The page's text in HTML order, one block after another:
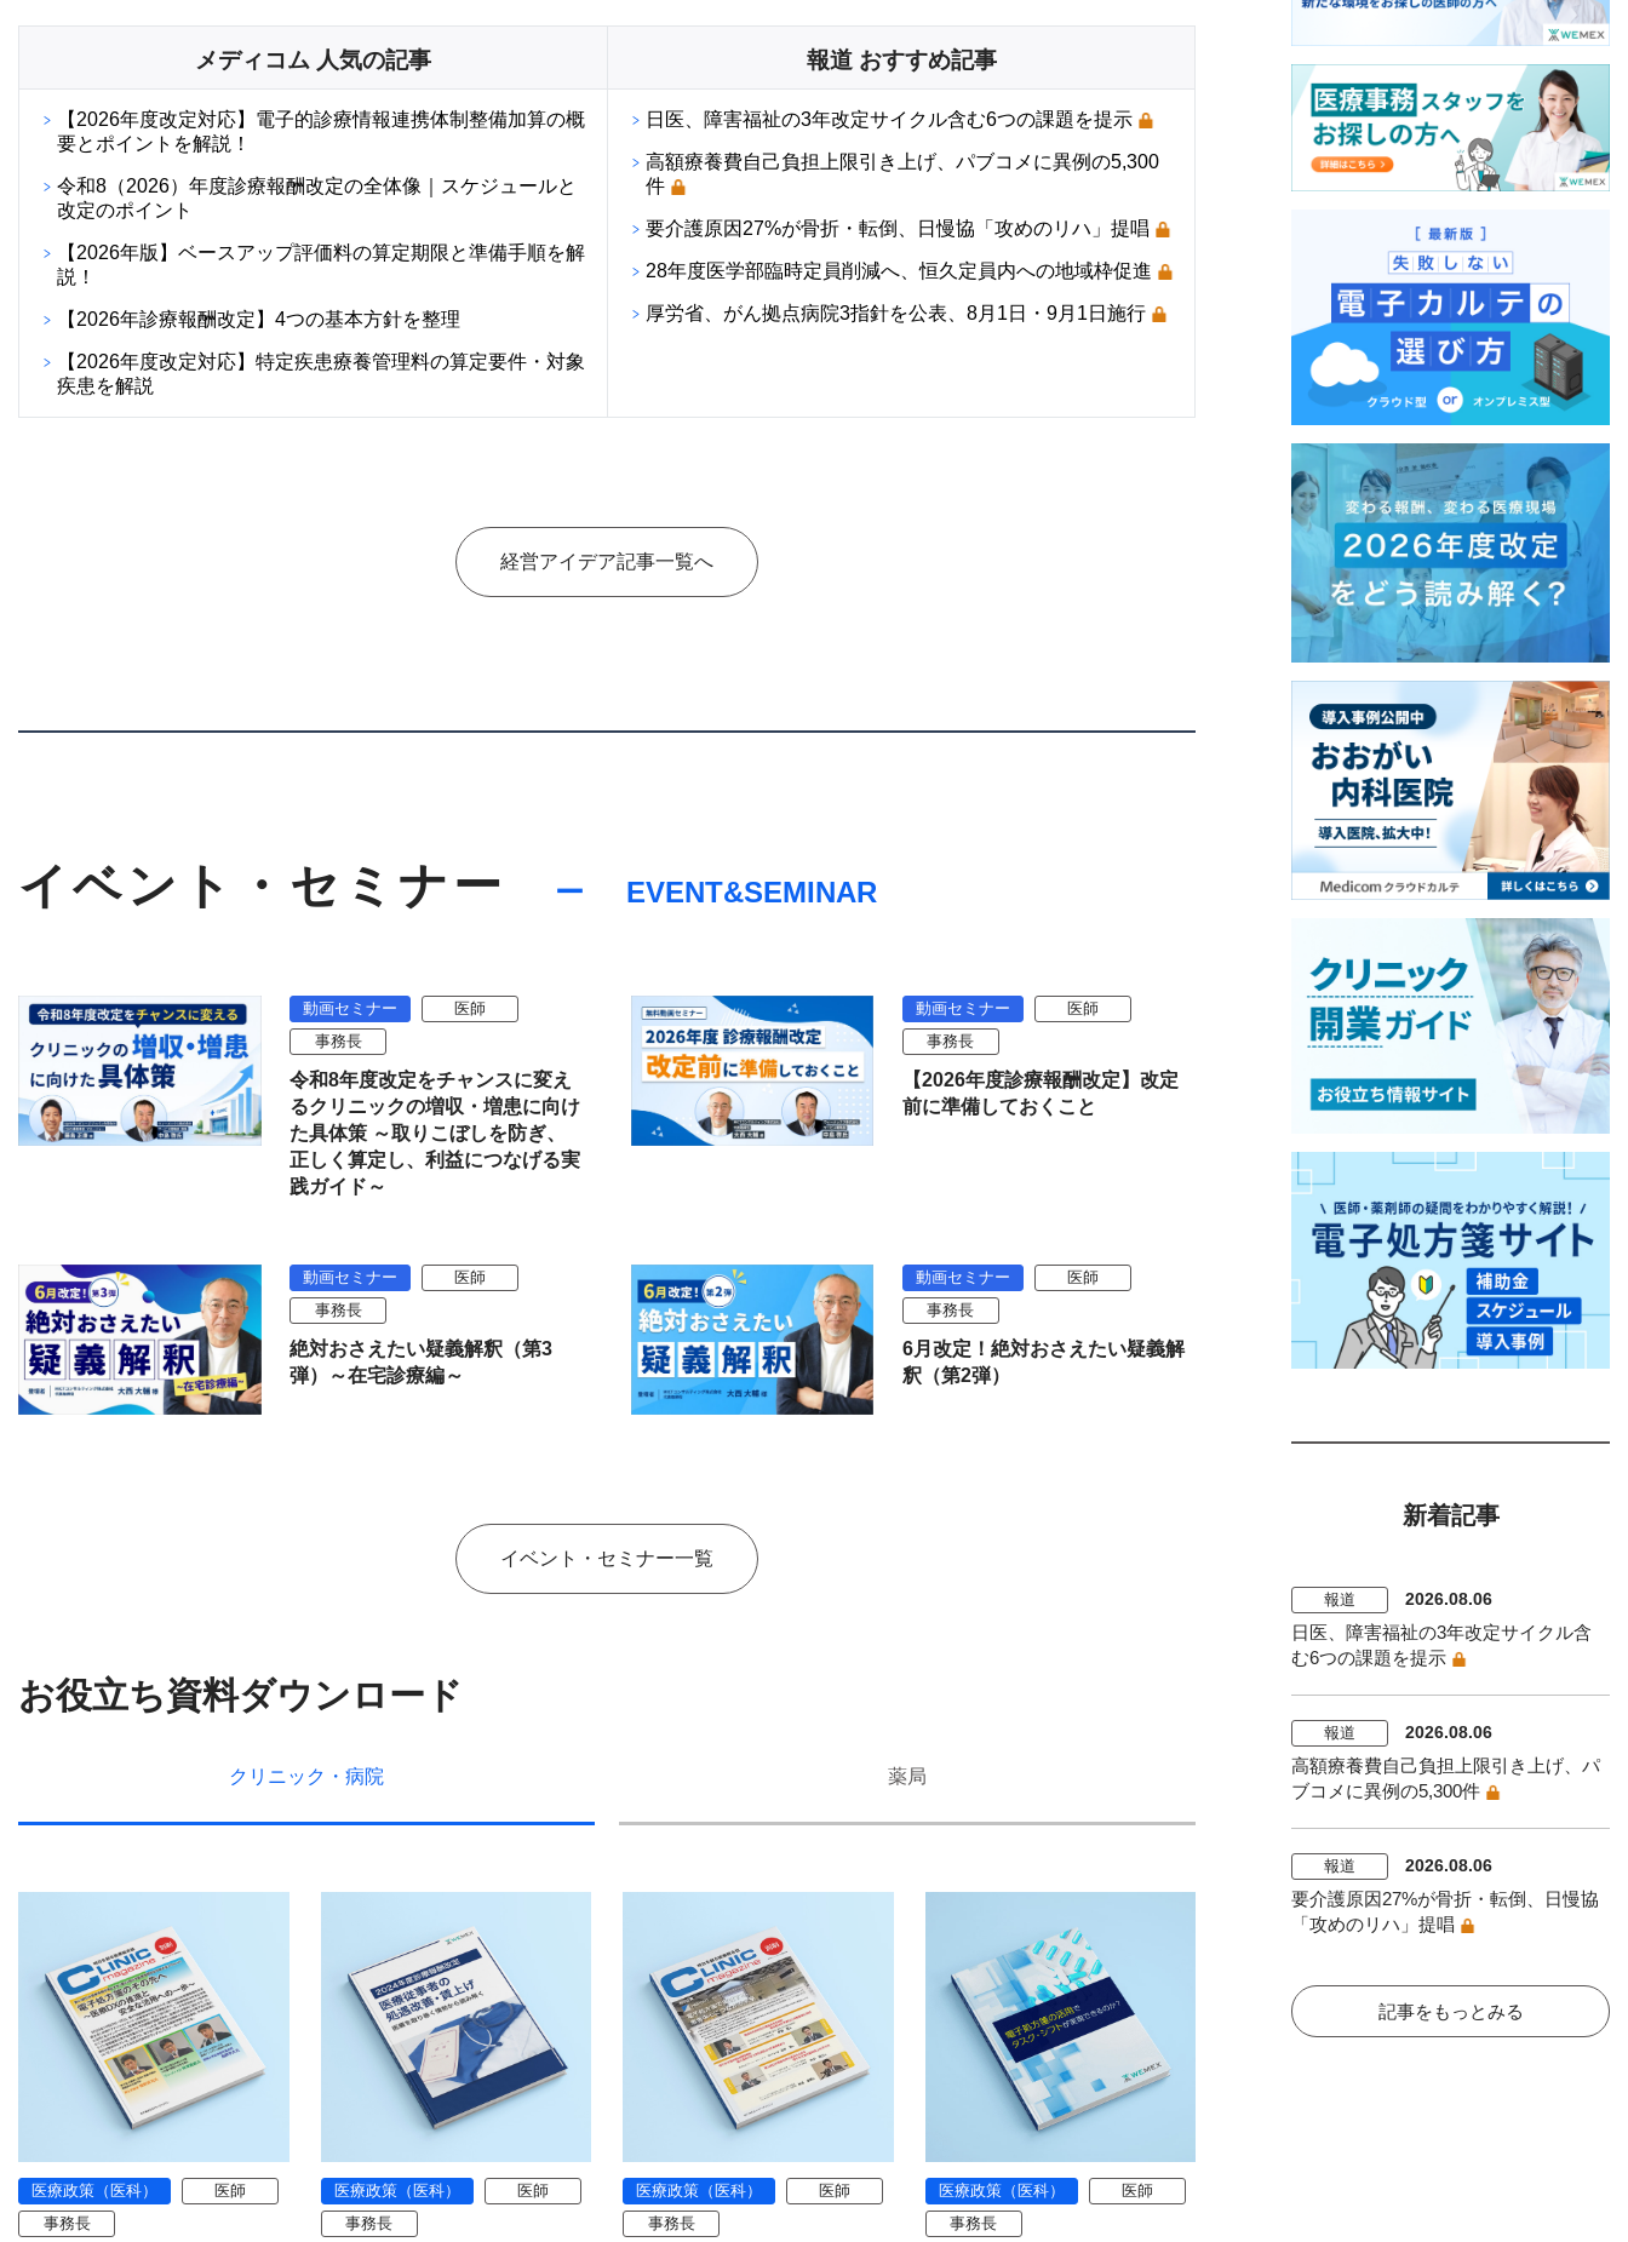
メディコム 人気の記事
【2026年度改定対応】電子的診療情報連携体制整備加算の概
要とポイントを解説！
令和8（2026）年度診療報酬改定の全体像｜スケジュールと
改定のポイント
【2026年版】ベースアップ評価料の算定期限と準備手順を解
説！
【2026年診療報酬改定】4つの基本方針を整理
【2026年度改定対応】特定疾患療養管理料の算定要件・対象
疾患を解説
報道 おすすめ記事
日医、障害福祉の3年改定サイクル含む6つの課題を提示
高額療養費自己負担上限引き上げ、パブコメに異例の5,300
件
要介護原因27%が骨折・転倒、日慢協「攻めのリハ」提唱
28年度医学部臨時定員削減へ、恒久定員内への地域枠促進
厚労省、がん拠点病院3指針を公表、8月1日・9月1日施行
経営アイデア記事一覧へ
イベント・セミナー EVENT&SEMINAR
動画セミナー
医師
事務長
令和8年度改定をチャンスに変え
るクリニックの増収・増患に向け
た具体策 ～取りこぼしを防ぎ、
正しく算定し、利益につなげる実
践ガイド～
動画セミナー
医師
事務長
【2026年度診療報酬改定】改定
前に準備しておくこと
動画セミナー
医師
事務長
絶対おさえたい疑義解釈（第3
弾）～在宅診療編～
動画セミナー
医師
事務長
6月改定！絶対おさえたい疑義解
釈（第2弾）
イベント・セミナー一覧
お役立ち資料ダウンロード
クリニック・ 病院 薬局
医療政策（医科）
医師
事務長
医療政策（医科）
医師
事務長
医療政策（医科）
医師
事務長
医療政策（医科）
医師
事務長
新着記事
報道 2026.08.06
日医、障害福祉の3年改定サイクル含
む6つの課題を提示
報道 2026.08.06
高額療養費自己負担上限引き上げ、パ
ブコメに異例の5,300件
報道 2026.08.06
要介護原因27%が骨折・転倒、日慢協
「攻めのリハ」提唱
記事をもっとみる